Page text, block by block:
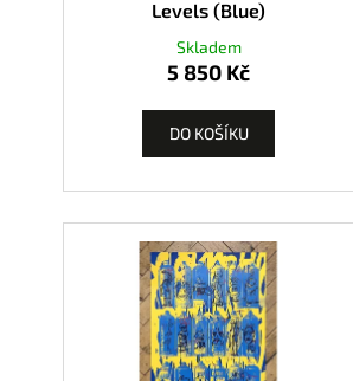
Levels (Blue)
Skladem
5 850 Kč
DO KOŠÍKU